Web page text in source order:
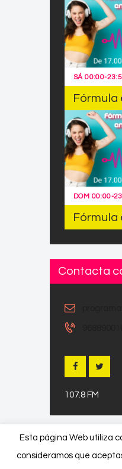
SÁ00:00-
Fórmula
DOM 00:00-
Fórmula
Contacta
107.8 FM
Copyright © 2026
Esta página Web utiliza
consideramos que